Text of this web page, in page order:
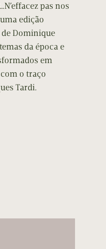
pas nos
edição
de Dominique
da época e
em
o traço
Tardi.